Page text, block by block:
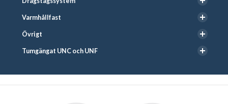
Varmhållfast
Övrigt
Tumgängat UNC och UNF